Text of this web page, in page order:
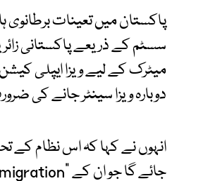
پاکستان میں تعینات
سسٹم کے ذریعے پاکستانی
میٹرک کے لیے ویزا ایپلی
دوبارہ ویزا سینٹر جانے کی
انہوں نے کہا کہ اس نظام کے